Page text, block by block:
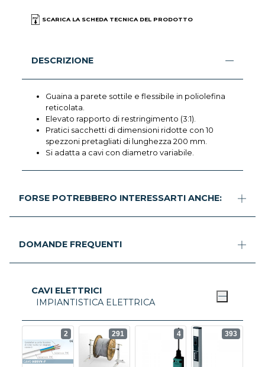
SCARICA LA SCHEDA TECNICA DEL PRODOTTO
DESCRIZIONE
Guaina a parete sottile e flessibile in poliolefina
reticolata.
Elevato rapporto di restringimento (3:1).
Pratici sacchetti di dimensioni ridotte con 10
spezzoni pretagliati di lunghezza 200 mm.
Si adatta a cavi con diametro variabile.
FORSE POTREBBERO INTERESSARTI ANCHE:
DOMANDE FREQUENTI
CAVI ELETTRICI
IMPIANTISTICA ELETTRICA
2 291 4 393